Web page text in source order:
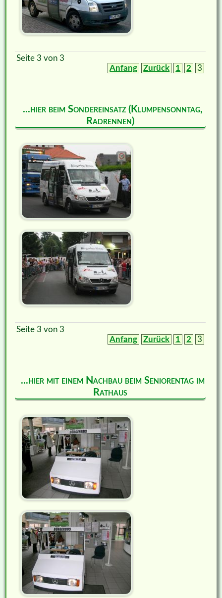
Seite 3 von 3
Anfang
Zurück 1 2 3
...hier beim Sondereinsatz (Klumpensonntag,
Radrennen)
Seite 3 von 3
Anfang
Zurück 1 2 3
...hier mit einem Nachbau beim Seniorentag im
Rathaus